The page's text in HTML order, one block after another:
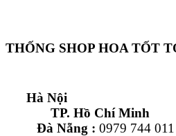
THỐNG SHOP HOA TỐT
Hà
TP. Hồ
Đà Nẵng : 0979 744 011